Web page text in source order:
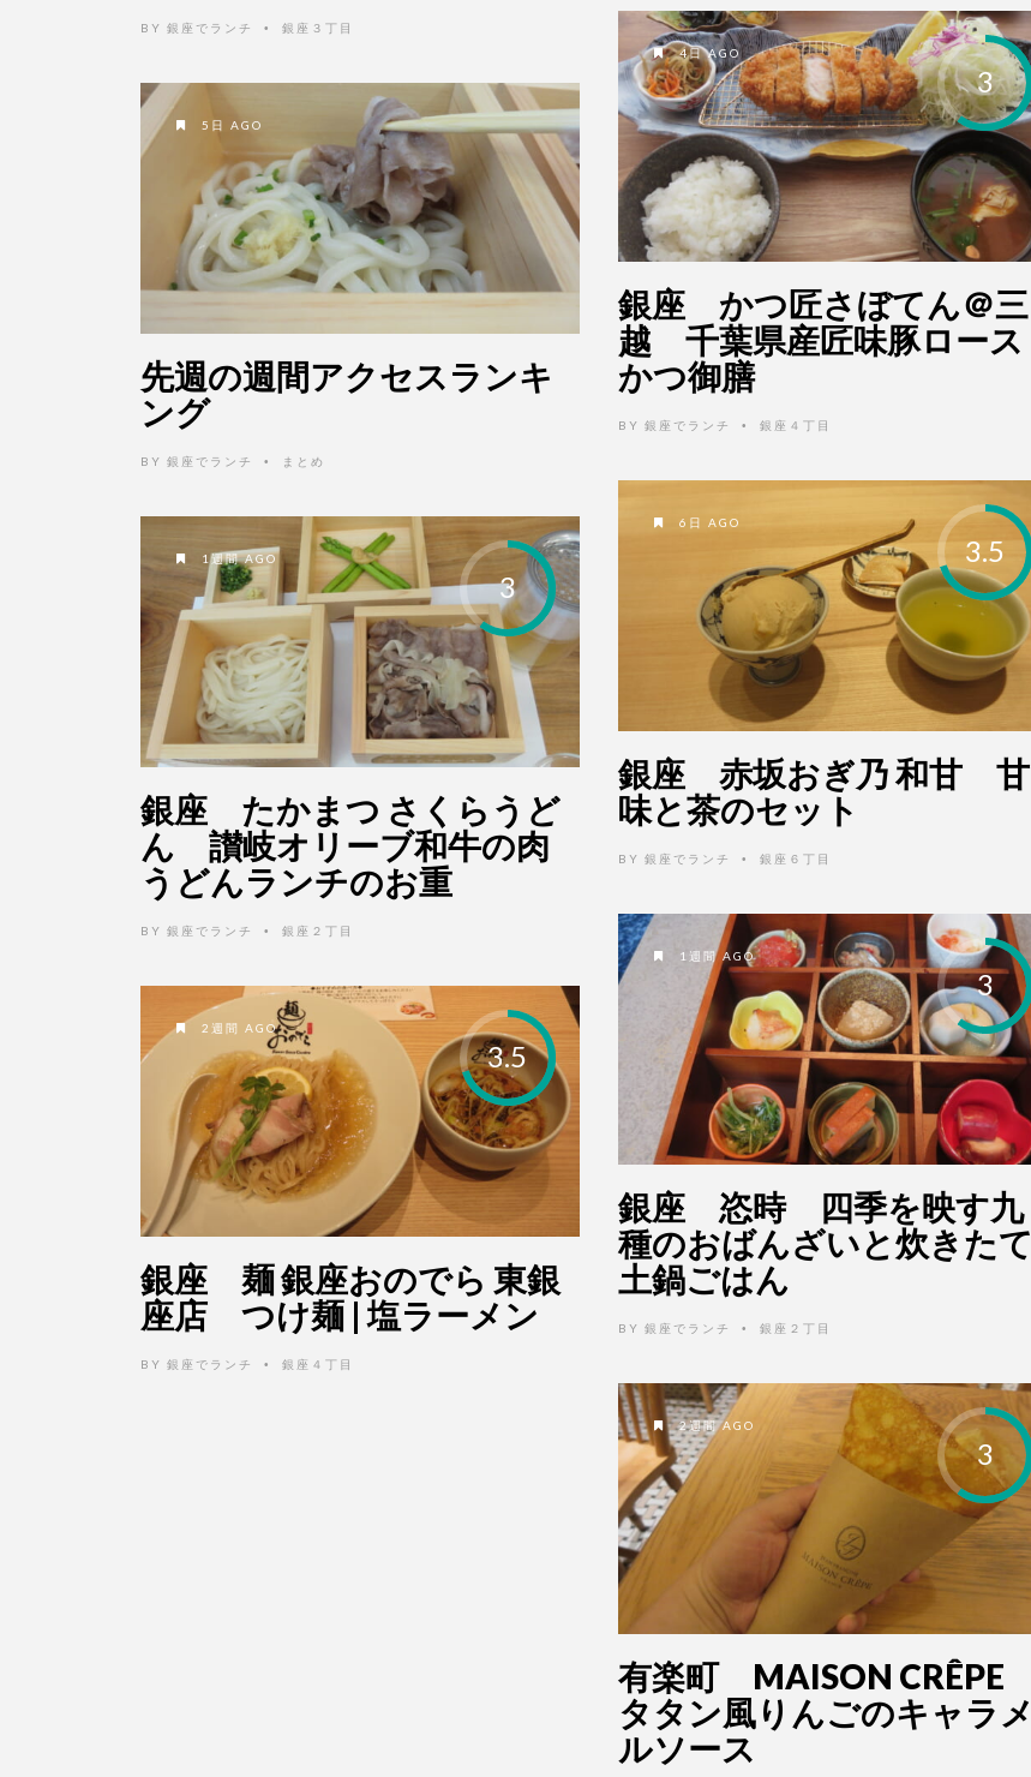
BY 銀座でランチ • 銀座３丁目
3
4日 AGO
銀座 かつ匠さぼてん＠三
越 千葉県産匠味豚ロース
かつ御膳
BY 銀座でランチ • 銀座４丁目
5日 AGO
先週の週間アクセスランキ
ング
BY 銀座でランチ • まとめ
3.5
6日 AGO
銀座 赤坂おぎ乃 和甘 甘
味と茶のセット
BY 銀座でランチ • 銀座６丁目
3
1週間 AGO
銀座 たかまつ さくらうど
ん 讃岐オリーブ和牛の肉
うどんランチのお重
BY 銀座でランチ • 銀座２丁目
3
1週間 AGO
銀座 恣時 四季を映す九
種のおばんざいと炊きたて
土鍋ごはん
BY 銀座でランチ • 銀座２丁目
3.5
2週間 AGO
銀座 麺 銀座おのでら 東銀
座店 つけ麺 | 塩ラーメン
BY 銀座でランチ • 銀座４丁目
3
2週間 AGO
有楽町 MAISON CRÊPE
タタン風りんごのキャラメ
ルソース